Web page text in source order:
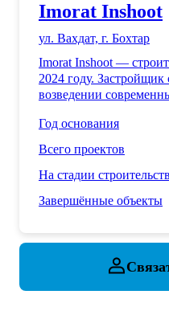
Imorat Inshoot
ул. Вахдат, г. Бохтар
Imorat Inshoot —
2024 году. Застройщик
возведении
завершила один объект
одного проекта. В
акцент на качестве,
строительства.
Год основания
Всего проектов
На стадии
Завершённые объекты